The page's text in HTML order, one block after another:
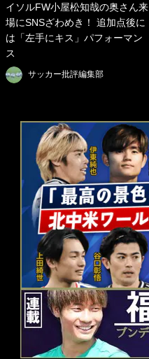
イソルFW小屋松知哉の奥さん来
場にSNSざわめき！ 追加点後に
は「左手にキス」パフォーマン
ス
サッカー批評編集部